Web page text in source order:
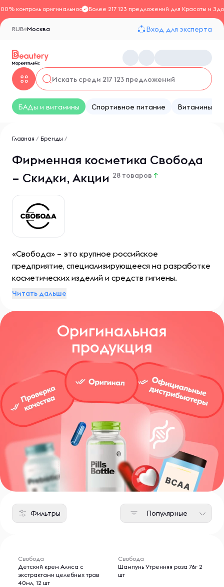
контроль оригинальностиБолее 217 123 предложений для Красоты и
Москва
RUB Вход для эксперта
БАДы и витамины Спортивное питание Витамины
Главная / Бренды /
Фирменная косметика Свобода
– Скидки, Акции 28 товаров ↑
«Свобода» – это крупное российское
предприятие, специализирующееся на разработке
косметических изделий и средств гигиены.
Располагается оно в Москве и включает три
косметики для лица и тела, а также зубных паст и
Читать дальше
Оригинальная
продукция
Фильтры Популярные
Свобода
Детский крем Алиса с
экстрактами целебных трав
40мл, 12 шт
Свобода
Шампунь Утренняя роза 76г 2
шт